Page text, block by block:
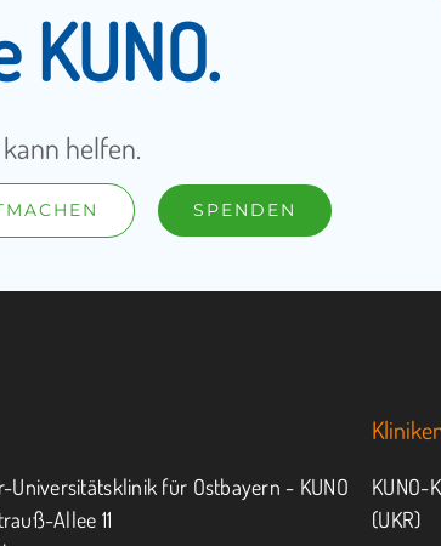
KUNO.
helfen.
SPENDEN
Universitätsklinik für Ostbayern - KUNO
Allee 11
KUNO-
(UKR)